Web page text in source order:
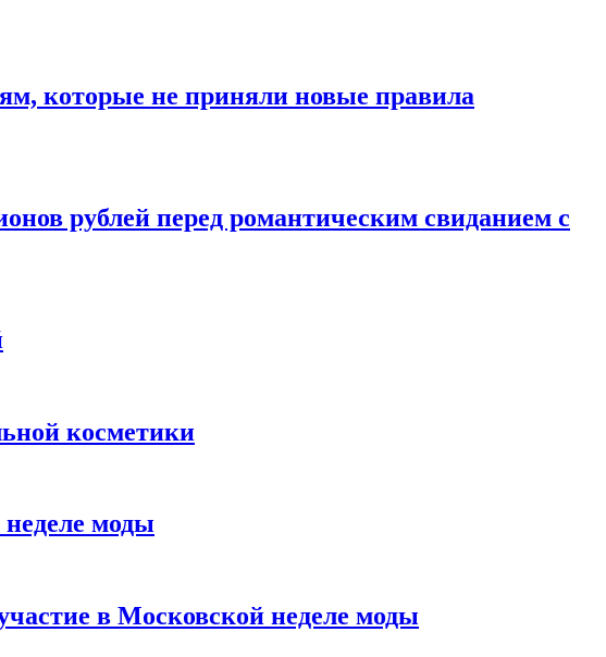
которые не приняли новые правила
рублей перед романтическим свиданием с
косметики
моды
в Московской неделе моды